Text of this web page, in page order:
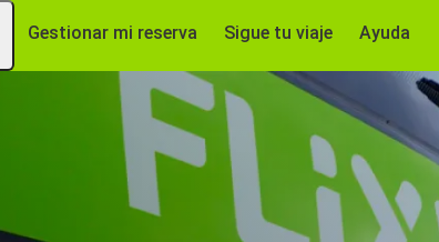
Gestionar mi reserva Sigue tu viaje Ayuda